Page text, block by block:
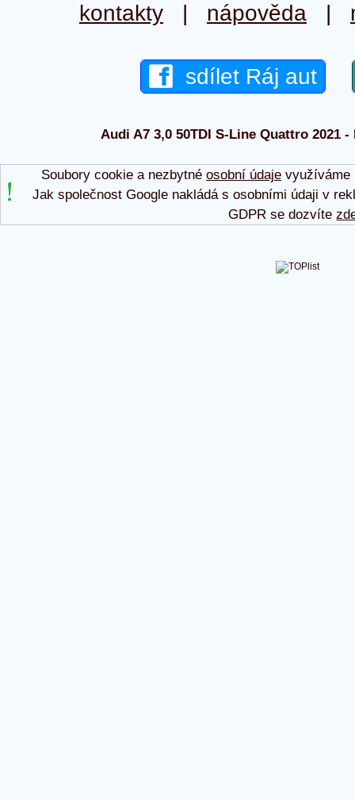
kontakty | nápověda |
sdílet Ráj aut
Audi A7 3,0 50TDI S-Line Quattro 2021
Soubory cookie a nezbytné osobní údajevyužíváme
Jak společnost Google nakládá s osobními údaji v
GDPR se dozvíte